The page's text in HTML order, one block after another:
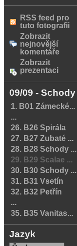
RSS feed pro
tuto fotografii
Zobrazit
nejnovější
komentáře
Zobrazit
prezentaci
09/09 - Schody
1. B01 Zámecké...
...
26. B26 Spirála
27. B27 Zubaté ...
28. B28 Schody ...
29. B29 Scalae ...
30. B30 Schody ...
31. B31 Vsetín
32. B32 Petřín
...
35. B35 Vanitas...
Jazyk